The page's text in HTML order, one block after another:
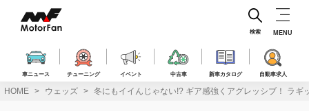
ス
車ニュース チューニング イベント 中古車 新車カタログ 自動車求人
検索 MENU
HOME ウェッズ 冬にもイイんじゃない!? ギア感強くアグレッシブ！ ラ